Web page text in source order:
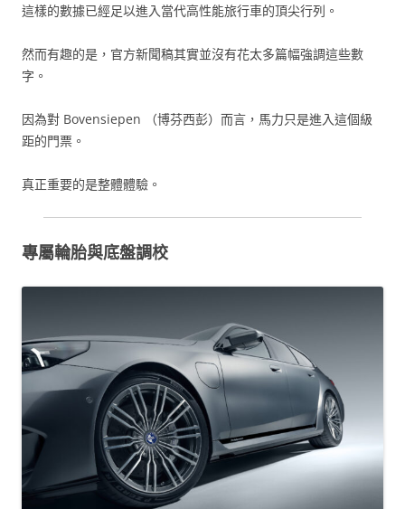
這樣的數據已經足以進入當代高性能旅行車的頂尖行列。
然而有趣的是，官方新聞稿其實並沒有花太多篇幅強調這些數
字。
因為對 Bovensiepen （博芬西彭）而言，馬力只是進入這個級
距的門票。
真正重要的是整體體驗。
專屬輪胎與底盤調校